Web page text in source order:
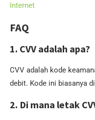
Internet
FAQ
1. CVV adalah apa?
CVV adalah kode
debit. Kode ini biasanya
2. Di mana letak